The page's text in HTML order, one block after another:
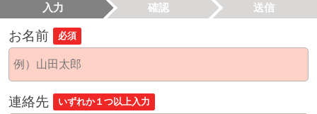
入力 確認 送信
お名前 必須
連絡先 いずれか１つ以上入力